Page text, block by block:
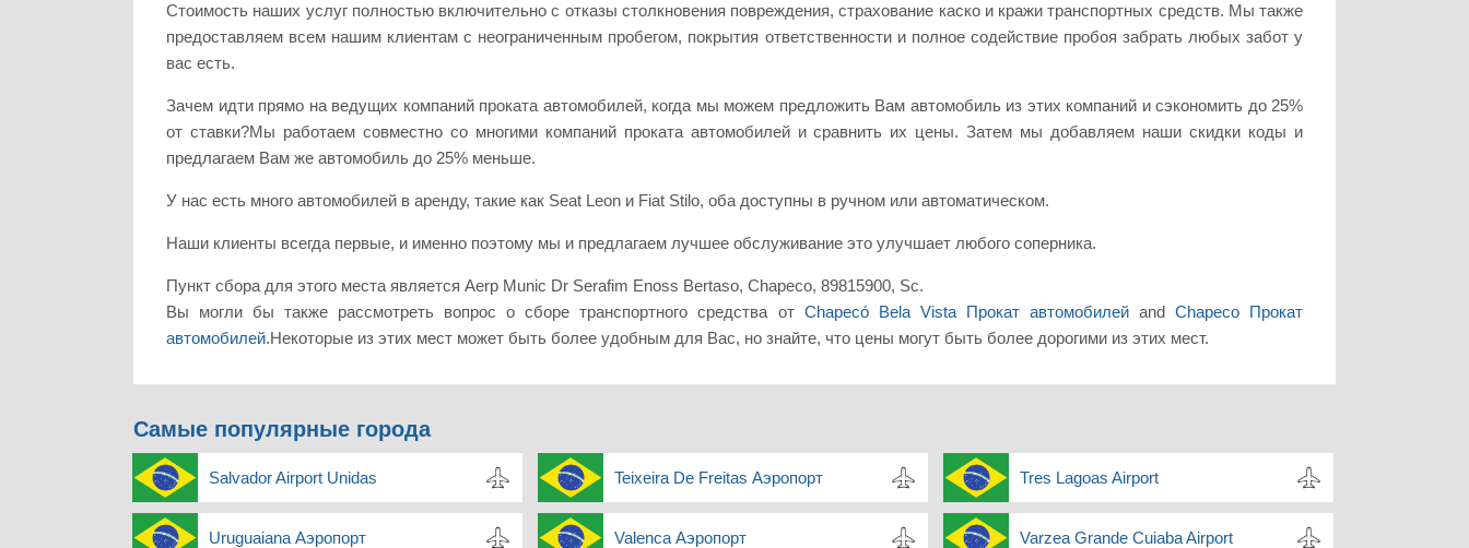
Стоимость наших услуг полностью включительно с отказы столкновения повреждения, страхование каско и кражи транспортных средств. Мы также
предоставляем всем нашим клиентам с неограниченным пробегом, покрытия ответственности и полное содействие пробоя забрать любых забот у
вас есть.
Зачем идти прямо на ведущих компаний проката автомобилей, когда мы можем предложить Вам автомобиль из этих компаний и сэкономить до 25%
от ставки?Мы работаем совместно со многими компаний проката автомобилей и сравнить их цены. Затем мы добавляем наши скидки коды и
предлагаем Вам же автомобиль до 25% меньше.
У нас есть много автомобилей в аренду, такие как Seat Leon и Fiat Stilo, оба доступны в ручном или автоматическом.
Наши клиенты всегда первые, и именно поэтому мы и предлагаем лучшее обслуживание это улучшает любого соперника.
Пункт сбора для этого места является Aerp Munic Dr Serafim Enoss Bertaso, Chapeco, 89815900, Sc.
Вы могли бы также рассмотреть вопрос о сборе транспортного средства от Chapecó Bela Vista Прокат автомобилейand Chapeco Прокат
автомобилей.Некоторые из этих мест может быть более удобным для Вас, но знайте, что цены могут быть более дорогими из этих мест.
Самые популярные города
Salvador Airport Unidas Teixeira De Freitas Аэропорт Tres Lagoas Airport
Uruguaiana Аэропорт Valenca Аэропорт Varzea Grande Cuiaba Airport